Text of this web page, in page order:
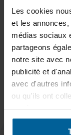
Les cookies
et les
médias sociaux
partageons
notre site avec
publicité et
avec d'autres
ou qu'ils ont
GARDEZ